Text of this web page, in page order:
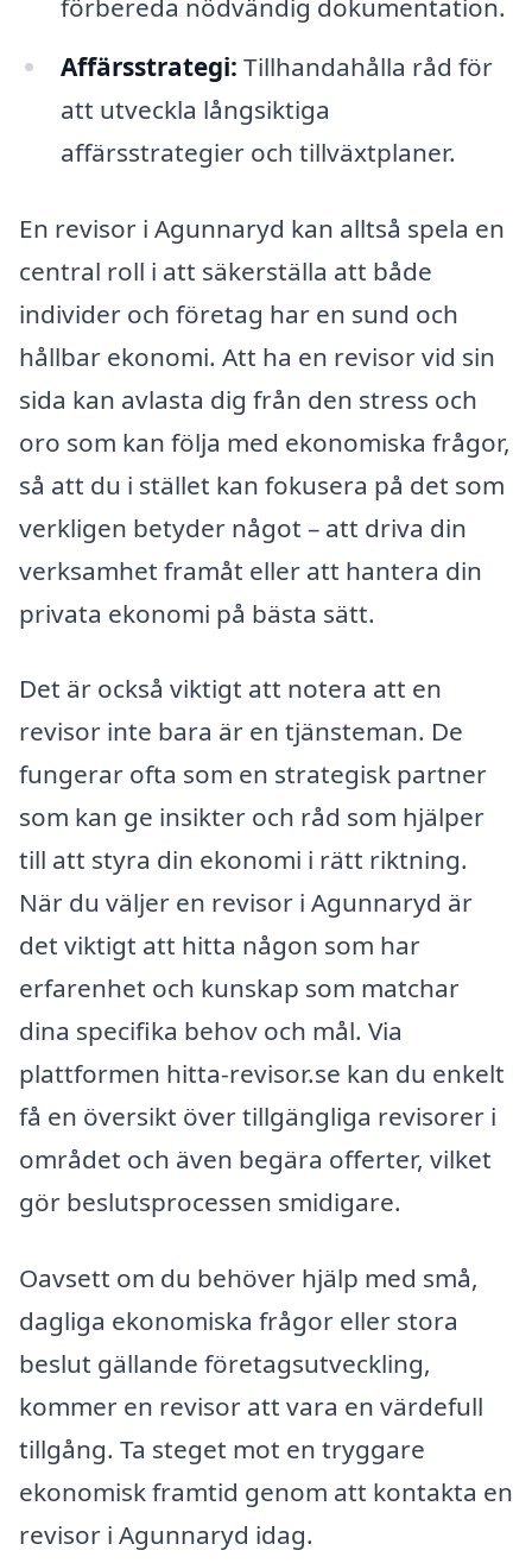
förbereda nödvändig dokumentation.
Affärsstrategi: Tillhandahålla råd för
att utveckla långsiktiga
affärsstrategier och tillväxtplaner.
En revisor i Agunnaryd kan alltså spela en
central roll i att säkerställa att både
individer och företag har en sund och
hållbar ekonomi. Att ha en revisor vid sin
sida kan avlasta dig från den stress och
oro som kan följa med ekonomiska frågor,
så att du i stället kan fokusera på det som
verkligen betyder något – att driva din
verksamhet framåt eller att hantera din
privata ekonomi på bästa sätt.
Det är också viktigt att notera att en
revisor inte bara är en tjänsteman. De
fungerar ofta som en strategisk partner
som kan ge insikter och råd som hjälper
till att styra din ekonomi i rätt riktning.
När du väljer en revisor i Agunnaryd är
det viktigt att hitta någon som har
erfarenhet och kunskap som matchar
dina specifika behov och mål. Via
plattformen hitta-revisor.se kan du enkelt
få en översikt över tillgängliga revisorer i
området och även begära offerter, vilket
gör beslutsprocessen smidigare.
Oavsett om du behöver hjälp med små,
dagliga ekonomiska frågor eller stora
beslut gällande företagsutveckling,
kommer en revisor att vara en värdefull
tillgång. Ta steget mot en tryggare
ekonomisk framtid genom att kontakta en
revisor i Agunnaryd idag.